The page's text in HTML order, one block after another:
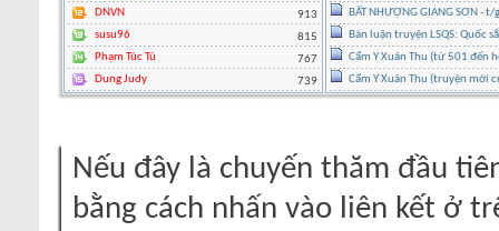
913
DNVN
815
susu96
767
Phạm Túc Tú
739
Dung Judy
BẤT NHƯỢNG GIANG SƠN - t/
Bàn luận truyện LSQS: Quốc
Cẩm Y Xuân Thu (từ 501 đến
Cẩm Y Xuân Thu (truyện mới
Nếu đây là chuyến thăm đầu
bằng cách nhấn vào liên kết ở